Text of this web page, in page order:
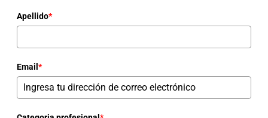
Apellido*
Email *